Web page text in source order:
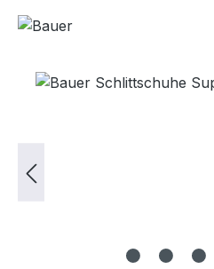
Bildergalerie überspringen